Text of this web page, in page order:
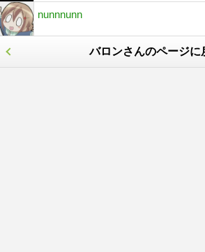
nunnnunn
バロンさんのページに